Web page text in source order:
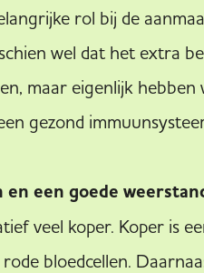
rol bij de
wel dat het extra
maar eigenlijk
gezond
een goede
veel koper. Koper is
bloedcellen.